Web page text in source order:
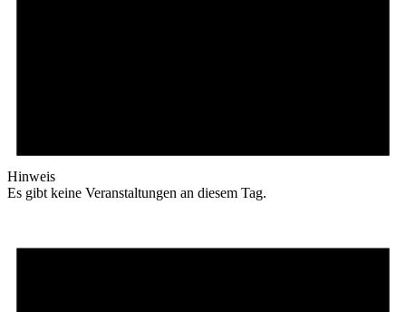
Hinweis
Es gibt keine Veranstaltungen an diesem Tag.